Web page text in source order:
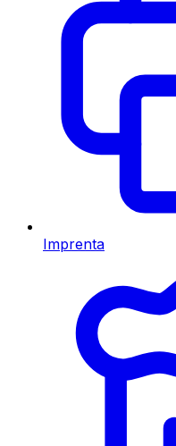
Imprenta